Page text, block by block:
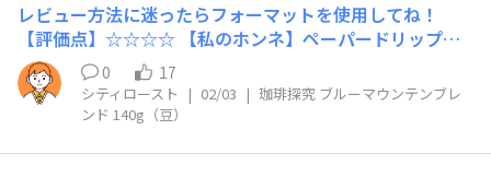
レビュー方法に迷ったらフォーマットを使用してね！
【評価点】☆☆☆☆ 【私のホンネ】ペーパードリップで
淹れました。パランスは良かったですが、少し甘みがもの
足らないかなと思いました。 【リピート】あり
0 17
シティロースト | 02/03 | 珈琲探究 ブルーマウンテンブレ
ンド 140g（豆）